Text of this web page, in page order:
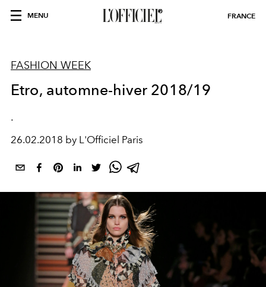
MENU FRANCE
FASHION WEEK
Etro, automne-hiver 2018/19
.
26.02.2018 by L'Officiel Paris